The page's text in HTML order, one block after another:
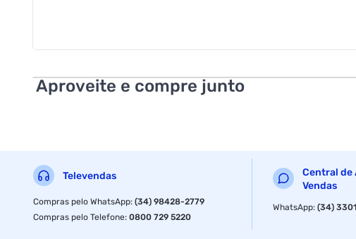
Aproveite e compre junto
Televendas
Compras pelo WhatsApp:(34) 98428-2779
Compras pelo Telefone:0800 729 5220
Central de
Vendas
WhatsApp:(34)